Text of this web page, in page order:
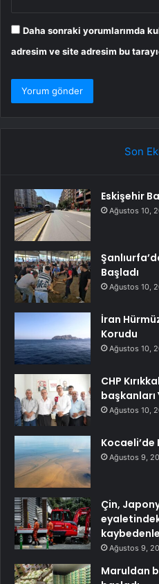
Daha sonraki yorumlarımda
adresim ve site adresim bu
Son
Eskişehir
Ağustos 10,
Başladı
Ağustos 10,
İran
Korudu
Ağustos 10,
CHP
başkanları
Ağustos 10,
Kocaeli’de
Ağustos 9,
Çin,
Ağustos 9,
Maruldan